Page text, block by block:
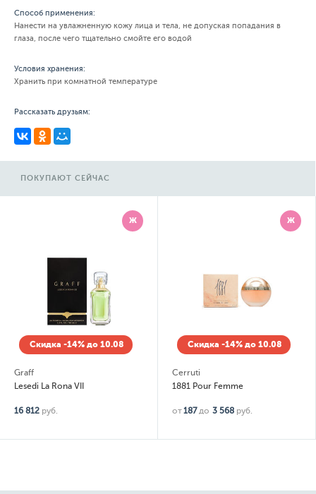
Способ применения:
Нанести на увлажненную кожу лица и тела, не допуская попадания в
глаза, после чего тщательно смойте его водой
Условия хранения:
Хранить при комнатной температуре
Рассказать друзьям:
ПОКУПАЮТ СЕЙЧАС
Ж
Скидка -14% до 10.08
Graff
Lesedi La Rona VII
16 812 руб.
Ж
Скидка -14% до 10.08
Cerruti
1881 Pour Femme
от187 до 3 568 руб.